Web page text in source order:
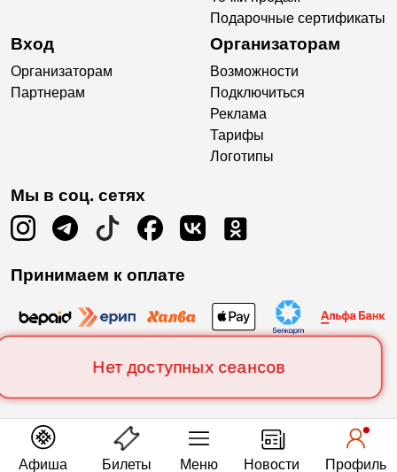
Нет доступных сеансов
Подарочные сертификаты
Вход
Организаторам
Партнерам
Организаторам
Возможности
Подключиться
Реклама
Тарифы
Логотипы
Мы в соц. сетях
Принимаем к оплате
Афиша Билеты Меню Новости Профиль
Есть вопросы?